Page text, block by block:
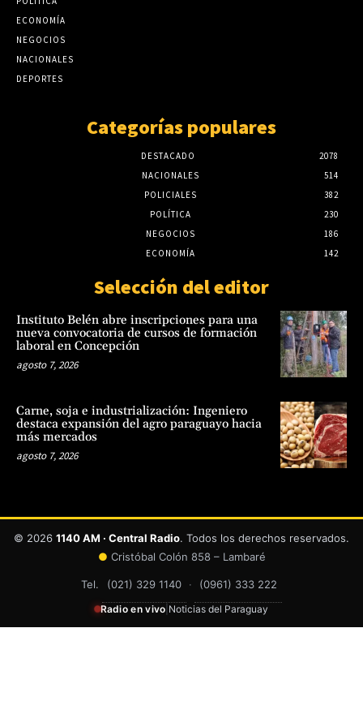
ECONOMÍA
NEGOCIOS
NACIONALES
DEPORTES
Categorías populares
DESTACADO
2078
NACIONALES
514
POLICIALES
382
POLÍTICA
230
NEGOCIOS
186
ECONOMÍA
142
Selección del editor
Instituto Belén abre inscripciones para una
nueva convocatoria de cursos de formación
laboral en Concepción
agosto 7, 2026
Carne, soja e industrialización: Ingeniero
destaca expansión del agro paraguayo hacia
más mercados
agosto 7, 2026
© 2026 1140 AM · Central Radio. Todos los derechos reservados.
● Cristóbal Colón 858 – Lambaré
Tel. (021) 329 1140 · (0961) 333 222
Radio en vivo Noticias del Paraguay